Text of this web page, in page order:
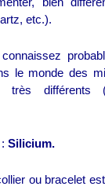
etc.).
le monde des
différents
Silicium.
ou bracelet